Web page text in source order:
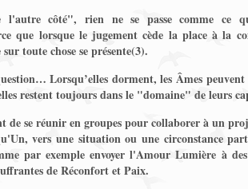
côté", rien ne se passe comme ce
que lorsque le jugement cède la place à la
toute chose se présente(3).
Lorsqu’elles dorment, les Âmes peuvent
restent toujours dans le "domaine" de leurs
de se réunir en groupes pour collaborer à un
vers une situation ou une circonstance
par exemple envoyer l'Amour Lumière à
de Réconfort et Paix.